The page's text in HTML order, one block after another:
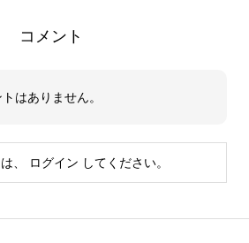
コメント
はありません。
、 ログイン してください。